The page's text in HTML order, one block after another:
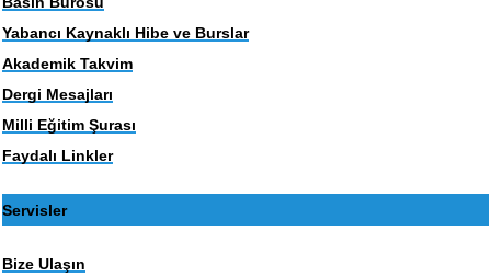
Yabancı Kaynaklı Hibe ve Burslar
Akademik Takvim
Dergi Mesajları
Milli Eğitim Şurası
Faydalı Linkler
Servisler
Bize Ulaşın